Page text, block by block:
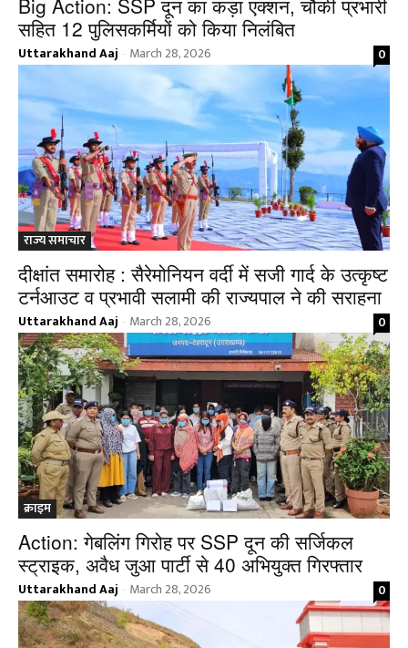
Big Action: SSP दून का कड़ा एक्शन, चौकी प्रभारी
सहित 12 पुलिसकर्मियों को किया निलंबित
Uttarakhand Aaj - March 28, 2026 0
राज्य समाचार
दीक्षांत समारोह : सैरेमोनियन वर्दी में सजी गार्द के उत्कृष्ट
टर्नआउट व प्रभावी सलामी की राज्यपाल ने की सराहना
Uttarakhand Aaj - March 28, 2026 0
क्राइम
Action: गेबलिंग गिरोह पर SSP दून की सर्जिकल
स्ट्राइक, अवैध जुआ पार्टी से 40 अभियुक्त गिरफ्तार
Uttarakhand Aaj - March 28, 2026 0